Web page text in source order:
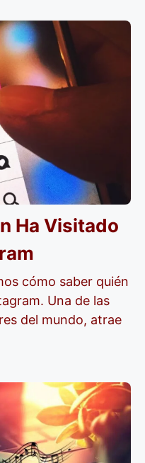
Ha Visitado
cómo saber quién
Una de las
del mundo, atrae